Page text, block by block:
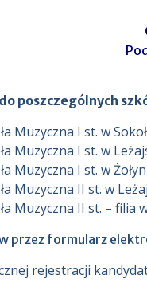
poszczególnych
Muzyczna I st. w
Muzyczna I st. w
Muzyczna I st. w
Muzyczna II st. w
Muzyczna II st. – filia
przez formularz
rejestracji